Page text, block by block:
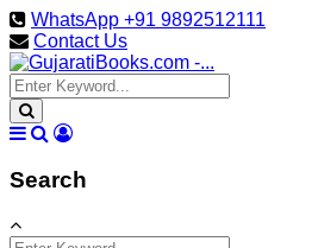
WhatsApp +91 9892512111
Contact Us
Search